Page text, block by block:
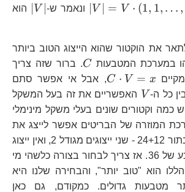
V = V ⋅ (1, 1, … , ונאמר ש- V
הוא
את הוקטור שהוא הייצוג הטוב ביותר
x במערכת המטבעות C. ברור שזה צריך
V C ⋅ V = x
, אבל אי אפשר סתם
כל ה-
VV האפשריים את זה בעל המשקל
יש כמה וקטורים שונים בעלי משקל מינימלי
המוזרה של הבריטים אפשר לייצג את
36 בתור 30+6 או בתור 24+12 - שני ייצוגים מגודל 2, ואין ייצוג
מגודל 1 כי אין מטבע של 36. אז צריך לבחור בצורה כלשהי מי
הללו הוא "טוב יותר", והבחירה שלנו היא
מטבעות גדולים. כמקודם, גם כאן